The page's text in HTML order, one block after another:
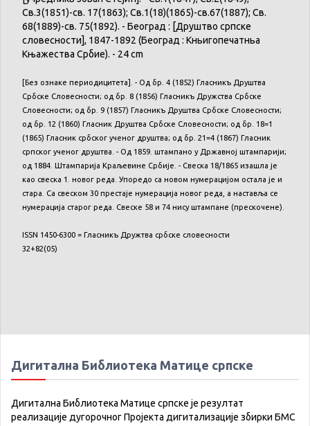
Св.3(1851)-св. 17(1863); Св.1(18)(1865)-св.67(1887); Св.
68(1889)-св. 75(1892). - Београд : [Друштво српске
словесности], 1847-1892 (Београд : Кньигопечатньа
Књажества Србие). - 24 cm
[Без ознаке периодицитета ]. - Од бр . 4 (1852) Гласникъ Друштва
Србске Словесности; од бр . 8 (1856) Гласникъ Дружства Србске
Словесности; од бр . 9 (1857) Гласникъ Друштва Србске Словесности;
од бр . 12 (1860) Гласник Друштва Србске Словесности; од бр . 18=1
(1865) Гласник србског ученог друштва; од бр . 21=4 (1867) Гласник
српског ученог друштва . - Од 1859. штампано у Државној штампарији;
од 1884. Штампарија Краљевине Србије . - Свеска 18/1865 изашла је
као свеска 1. новог реда Упоредо са новом нумерацијом остала је и
стара
Са свеском 30 престаје нумерација новог реда , а наставља се
нумерација старог реда Свеске 58 и 74 нису штампане (прескочене).
ISSN 1450-6300 = Гласникъ Дружтва србске словесности
32+82(05)
Дигитална Библиотека Матице српске
Дигитална Библиотека Матице српске је резултат
реализације дугорочног Пројекта дигитализације збирки БМС